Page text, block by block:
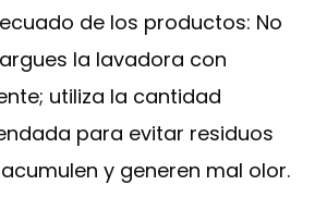
de los productos: No
la lavadora con
utiliza la cantidad
para evitar residuos
y generen mal olor.